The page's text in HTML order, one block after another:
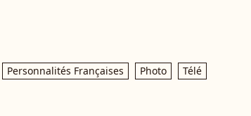
Personnalités Françaises Photo
Télé